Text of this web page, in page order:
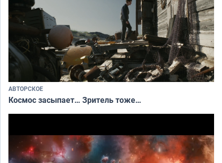
АВТОРСКОЕ
Космос засыпает… Зритель тоже…